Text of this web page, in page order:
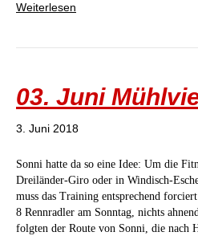
Weiterlesen
03. Juni
3. Juni 2018
Sonni hatte da so eine Idee: Um die
Dreiländer-Giro oder in Windisch-
muss das Training entsprechend
8 Rennradler am Sonntag, nichts
folgten der Route von Sonni, die nach